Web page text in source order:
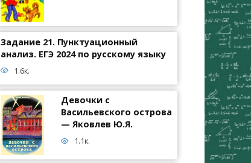
Задание 21. Пунктуационный
анализ. ЕГЭ 2024 по русскому языку
1.6к.
Девочки с
Васильевского острова
— Яковлев Ю.Я.
1.1к.